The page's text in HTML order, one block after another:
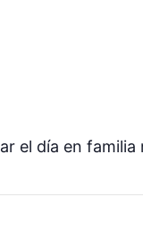
el día en